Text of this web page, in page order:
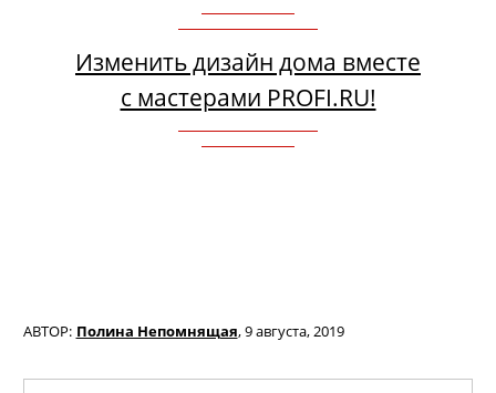
Изменить дизайн дома вместе
с мастерами PROFI.RU!
АВТОР: Полина Непомнящая,9 августа, 2019